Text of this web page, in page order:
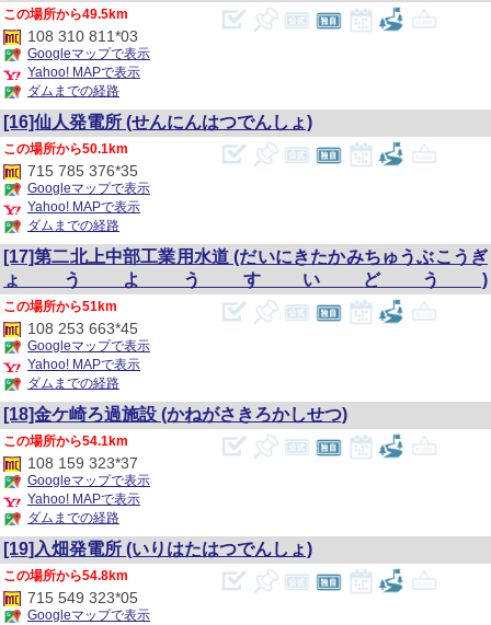
49.5km
108 310 811*03
Googleマップで表示
Yahoo! MAPで表示
ダムまでの経路
[16]仙人発電所 (せんにんはつでんしょ)
50.1km
715 785 376*35
Googleマップで表示
Yahoo! MAPで表示
ダムまでの経路
[17]第二北上中部工業用水道 (だいにきたかみちゅうぶこうぎ
ょうようすいどう)
51km
108 253 663*45
Googleマップで表示
Yahoo! MAPで表示
ダムまでの経路
[18]金ケ崎ろ過施設 (かねがさきろかしせつ)
54.1km
108 159 323*37
Googleマップで表示
Yahoo! MAPで表示
ダムまでの経路
[19]入畑発電所 (いりはたはつでんしょ)
54.8km
715 549 323*05
Googleマップで表示